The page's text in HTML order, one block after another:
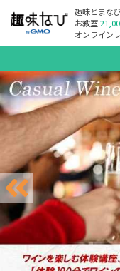
趣味とまな
お教室
オンライン